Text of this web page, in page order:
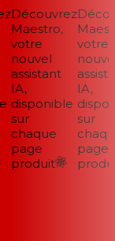
Découvrez
Maestro,
votre
nouvel
assistant
IA,
disponible
sur
chaque
page
produit
votre
nouvel
IA,
sur
page
produit